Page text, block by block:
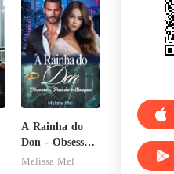
A Rainha do
Don - Obsessão,
Paixão e
Melissa Mel